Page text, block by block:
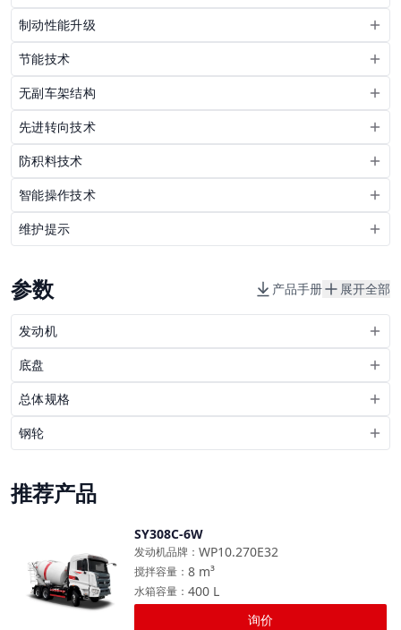
制动性能升级
节能技术
无副车架结构
先进转向技术
防积料技术
智能操作技术
维护提示
参数 产品手册 展开全部
发动机
底盘
总体规格
钢轮
推荐产品
SY308C-6W
WP10.270E32
发动机品牌 ：
8 m³
搅拌容量 ：
400 L
水箱容量 ：
询价